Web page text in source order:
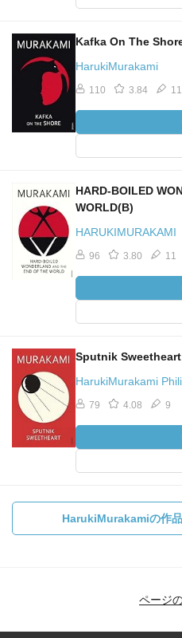
Kafka On The
HarukiMurakami
110 3.84 11
HARD-BOILED
WORLD(B)
HARUKIMURAKAMI
96 3.80 11
Sputnik Sweetheart
HarukiMurakami
79 4.08 9
HarukiMurakamiの作
ページ